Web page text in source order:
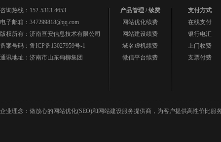
咨询热线：152-5313-4653
电子邮箱：347299818@qq.com
版权所有：济南亘安信息技术有限公司
备案号码： 鲁ICP备13027959号-1
通讯地址：济南市山东甸柳集团
产品管理 / 续费
网站优化续费
网站建设续费
域名虚机续费
微信平台续费
支付方式
在线支付
银行电汇
上门收费
支票付费
企业理念：做放心的网站优化(SEO)和网站建设服务提供商，为客户提供高性价比服